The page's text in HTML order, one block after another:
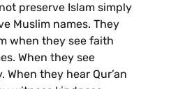
preserve Islam simply
Muslim names. They
when they see faith
When they see
When they hear Qur’an